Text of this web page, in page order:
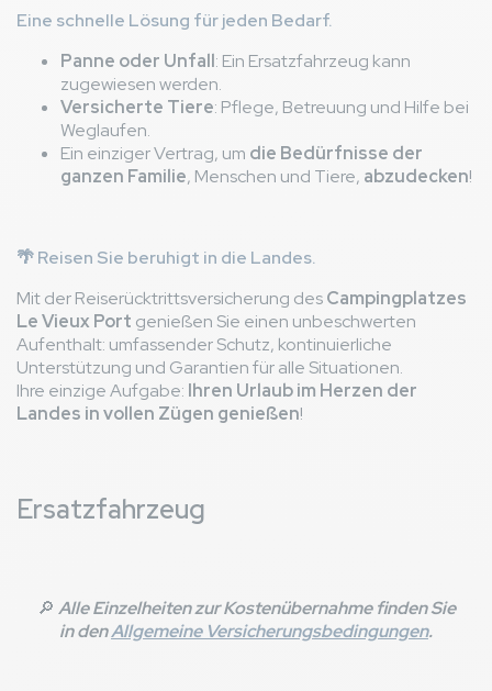
Eine schnelle Lösung für jeden Bedarf.
Panne oder Unfall: Ein Ersatzfahrzeug kann
zugewiesen werden.
Versicherte Tiere: Pflege, Betreuung und Hilfe bei
Weglaufen.
Ein einziger Vertrag, um die Bedürfnisse der
ganzen Familie, Menschen und Tiere, abzudecken!
🌴 Reisen Sie beruhigt in die Landes.
Mit der Reiserücktrittsversicherung desCampingplatzes
Le Vieux Port genießen Sie einen unbeschwerten
Aufenthalt: umfassender Schutz, kontinuierliche
Unterstützung und Garantien für alle Situationen.
Ihre einzige Aufgabe: Ihren Urlaub im Herzen der
Landes in vollen Zügen genießen!
Ersatzfahrzeug
🔎 Alle Einzelheiten zur Kostenübernahme finden Sie
in denAllgemeine Versicherungsbedingungen.